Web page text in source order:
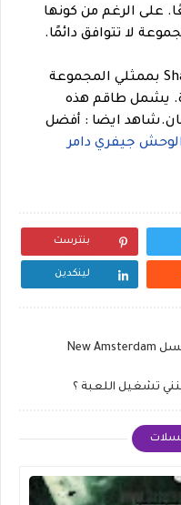
على الرغم من كونها
لا تتوافق دائمًا.
سيستمتع عشاق Shadow and Bone بممثلي المجموعة
يشمل طاقم هذه
شاهد ايضا : أفضل
جيفري دامر
بنترست
لينكدين